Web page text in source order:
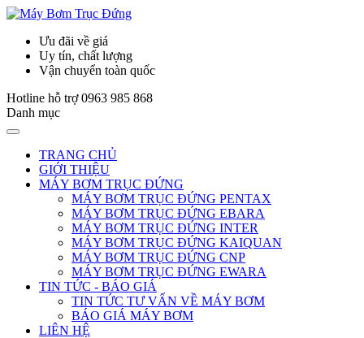
Ưu đãi về giá
Uy tín, chất lượng
Vận chuyển toàn quốc
Hotline hỗ trợ 0963 985 868
Danh mục
TRANG CHỦ
GIỚI THIỆU
MÁY BƠM TRỤC ĐỨNG
MÁY BƠM TRỤC ĐỨNG PENTAX
MÁY BƠM TRỤC ĐỨNG EBARA
MÁY BƠM TRỤC ĐỨNG INTER
MÁY BƠM TRỤC ĐỨNG KAIQUAN
MÁY BƠM TRỤC ĐỨNG CNP
MÁY BƠM TRỤC ĐỨNG EWARA
TIN TỨC - BÁO GIÁ
TIN TỨC TƯ VẤN VỀ MÁY BƠM
BÁO GIÁ MÁY BƠM
LIÊN HỆ